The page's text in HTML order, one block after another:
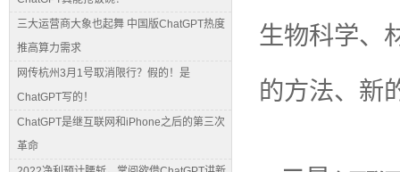
三大运营商大象也起舞 中国版ChatGPT热度
推高算力需求
网传杭州3月1号取消限行？假的！是
ChatGPT写的！
ChatGPT是继互联网和iPhone之后的第三次
革命
生物科学、
的方法、新